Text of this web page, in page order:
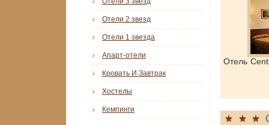
Отель
Отели 2 звезд
Отели 1 звезда
Апарт-отели
Кровать И Завтрак
Хостелы
Кемпинги